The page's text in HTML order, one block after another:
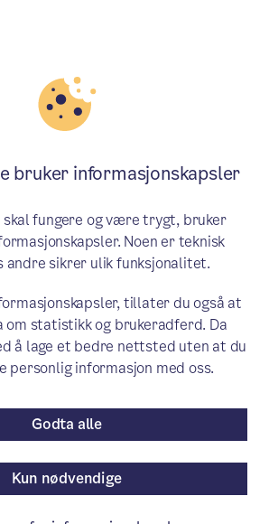
ByplanOslo
gir gode
navnet
for torg og
bruker informasjonskapsler
fungere og være trygt, bruker
Noen er teknisk
andre sikrer ulik funksjonalitet.
tillater du også at
om statistikk og brukeradferd. Da
å lage et bedre nettsted uten at du
personlig informasjon med oss.
Kun nødvendige
Godta alle